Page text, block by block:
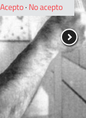
Acepto· No acepto